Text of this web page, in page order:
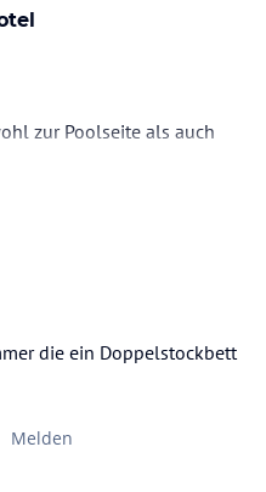
zur Poolseite als auch
Aussicht (Pool- oder
Zimmerkategorie,
vor Ihrer
Je nach Verfügbarkeit
Bestes tun, alle
die ein Doppelstockbett
Melden